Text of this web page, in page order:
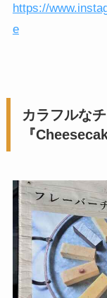
https://
e
カラフルな
『